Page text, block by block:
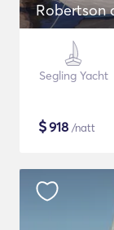
Robertson
Segling Yacht
$918 /natt